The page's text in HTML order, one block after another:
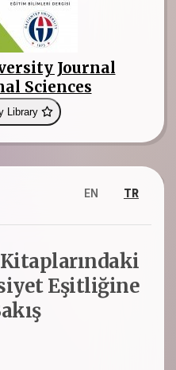
Journal
Sciences
Library
EN TR
Eşitliğine